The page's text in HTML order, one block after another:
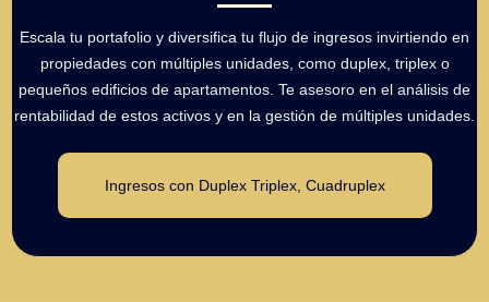
Escala tu portafolio y diversifica tu flujo de ingresos invirtiendo en
propiedades con múltiples unidades, como duplex, triplex o
pequeños edificios de apartamentos. Te asesoro en el análisis de
rentabilidad de estos activos y en la gestión de múltiples unidades.
Ingresos con Duplex Triplex, Cuadruplex